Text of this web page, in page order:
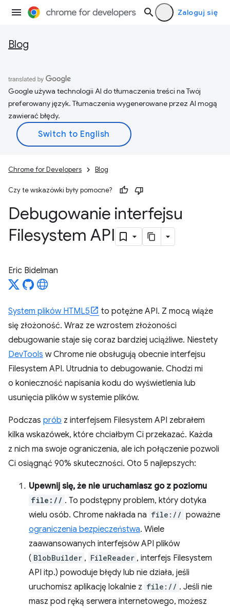
Zaloguj się
Blog
Google używa technologii AI do tłumaczenia treści na Twój
preferowany język. Tłumaczenia wygenerowane przez AI mogą
zawierać błędy.
Chrome for Developers Blog
Czy te wskazówki były pomocne?
Debugowanie interfejsu
Filesystem API
Eric Bidelman
System plików HTML5
to potężne API. Z mocą wiąże
się złożoność. Wraz ze wzrostem złożoności
debugowanie staje się coraz bardziej uciążliwe. Niestety
DevTools w Chrome nie obsługują obecnie interfejsu
Filesystem API. Utrudnia to debugowanie. Chodzi mi
o konieczność napisania kodu do wyświetlenia lub
usunięcia plików w systemie plików.
Podczas prób z interfejsem Filesystem API zebrałem
kilka wskazówek, które chciałbym Ci przekazać. Każda
z nich ma swoje ograniczenia, ale ich połączenie pozwoli
Ci osiągnąć 90% skuteczności. Oto 5 najlepszych:
Upewnij się, że nie uruchamiasz go z poziomu
file:// . To podstępny problem, który dotyka
wielu osób. Chrome nakłada na file:// poważne
ograniczenia bezpieczeństwa. Wiele
zaawansowanych interfejsów API plików
( BlobBuilder , FileReader , interfejs Filesystem
API itp.) powoduje błędy lub nie działa, jeśli
uruchomisz aplikację lokalnie z file:// . Jeśli nie
masz pod ręką serwera internetowego, możesz